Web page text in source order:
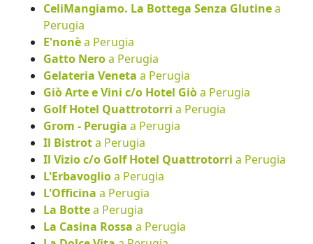
CeliMangiamo. La Bottega Senza Glutinea
Perugia
E'nonèa Perugia
Gatto Neroa Perugia
Gelateria Veneta a Perugia
Giò Arte e Vini c/o Hotel Giòa Perugia
Golf Hotel Quattrotorri a Perugia
Grom - Perugia a Perugia
Il Bistrota Perugia
Il Vizio c/o Golf Hotel Quattrotorri a Perugia
L'Erbavoglioa Perugia
L'Officina a Perugia
La Bottea Perugia
La Casina Rossa a Perugia